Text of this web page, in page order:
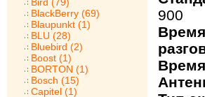
BlackBerry (69)
Blaupunkt (1)
BLU (28)
Bluebird (2)
Boost (1)
BORTON (1)
Bosch (15)
Capitel (1)
900